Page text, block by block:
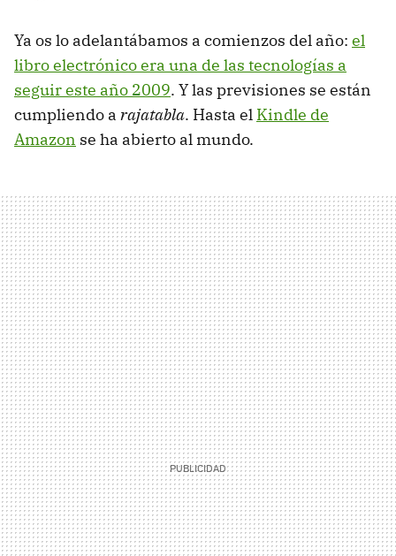
Ya os lo adelantábamos a comienzos del año: el
libro electrónico era una de las tecnologías a
seguir este año 2009. Y las previsiones se están
cumpliendo a rajatabla. Hasta el Kindle de
Amazon se ha abierto al mundo.